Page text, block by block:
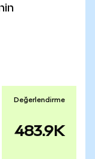
Değerlendirme
483.9K